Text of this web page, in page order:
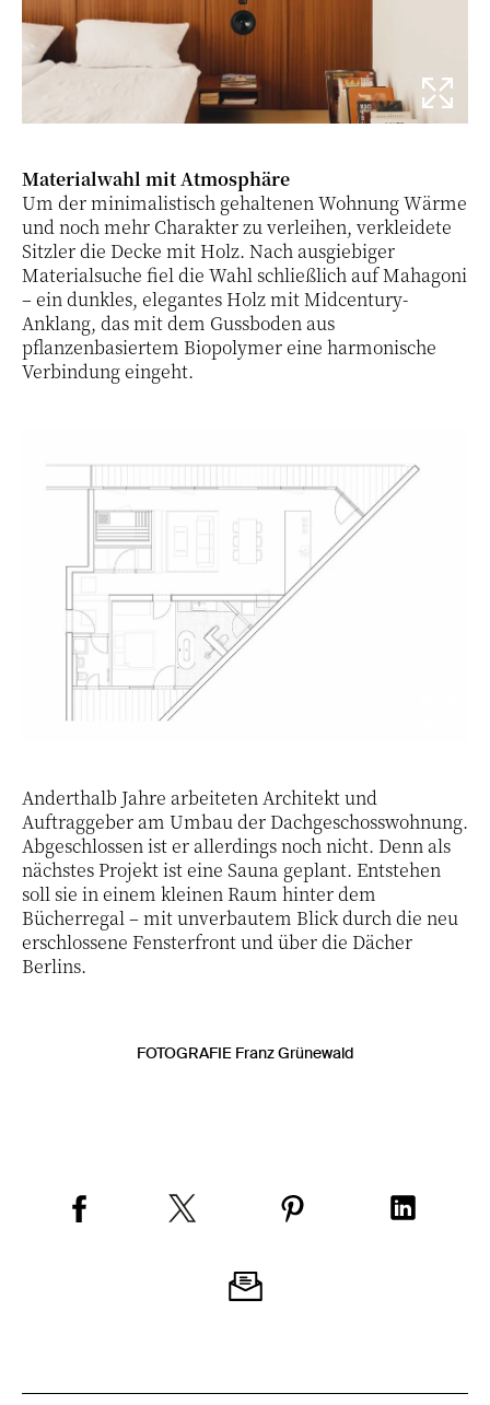
Materialwahl mit Atmosphäre
Um der minimalistisch gehaltenen Wohnung Wärme
und noch mehr Charakter zu verleihen, verkleidete
Sitzler die Decke mit Holz. Nach ausgiebiger
Materialsuche fiel die Wahl schließlich auf Mahagoni
– ein dunkles, elegantes Holz mit Midcentury-
Anklang, das mit dem Gussboden aus
pflanzenbasiertem Biopolymer eine harmonische
Verbindung eingeht.
21 / 21
Anderthalb Jahre arbeiteten Architekt und
Auftraggeber am Umbau der Dachgeschosswohnung.
Abgeschlossen ist er allerdings noch nicht. Denn als
nächstes Projekt ist eine Sauna geplant. Entstehen
soll sie in einem kleinen Raum hinter dem
Bücherregal – mit unverbautem Blick durch die neu
erschlossene Fensterfront und über die Dächer
Berlins.
FOTOGRAFIE Franz Grünewald